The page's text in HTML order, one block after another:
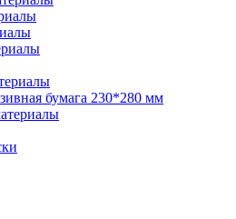
бумага 230*280 мм